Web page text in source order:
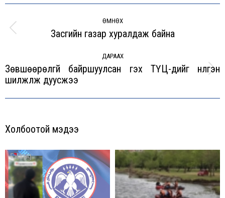
navigation
ӨМНӨХ
Previous
Засгийн газар хуралдаж байна
ДАРААХ
Next
Зөвшөөрөлгүй байршуулсан гэх ТҮЦ-үүдийг нүүлгэн
шилжүүлж дуусжээ
Холбоотой мэдээ